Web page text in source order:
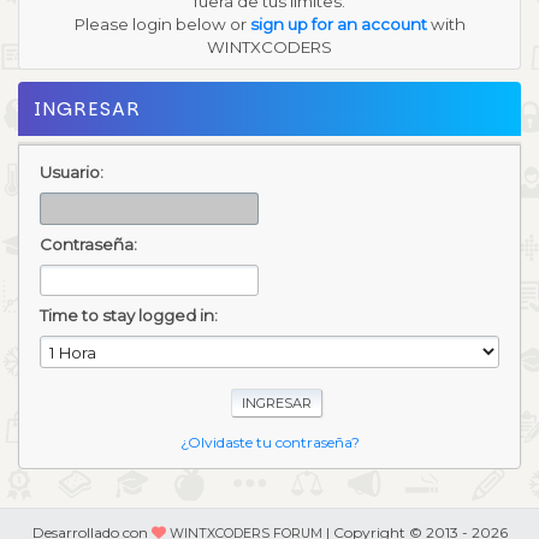
Please login below or sign up for an accountwith
WINTXCODERS
INGRESAR
Usuario:
Contraseña:
Time to stay logged in:
¿Olvidaste tu contraseña?
Desarrollado con WINTXCODERS FORUM | Copyright © 2013 - 2026